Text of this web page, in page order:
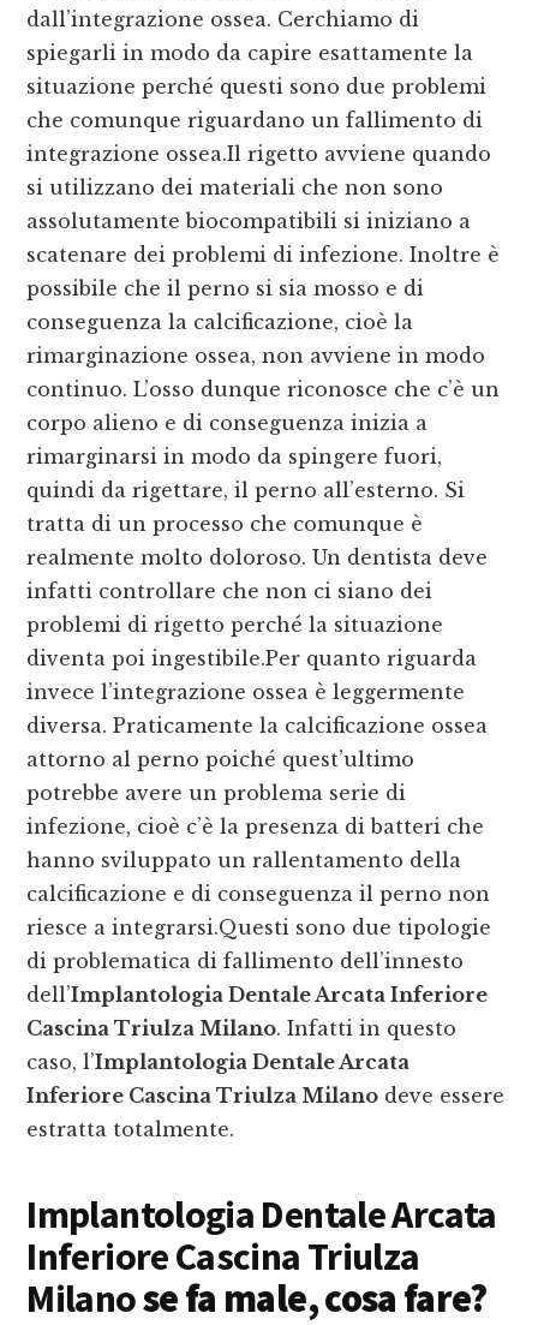
dall’integrazione ossea. Cerchiamo di
spiegarli in modo da capire esattamente la
situazione perché questi sono due problemi
che comunque riguardano un fallimento di
integrazione ossea.Il rigetto avviene quando
si utilizzano dei materiali che non sono
assolutamente biocompatibili si iniziano a
scatenare dei problemi di infezione. Inoltre è
possibile che il perno si sia mosso e di
conseguenza la calcificazione, cioè la
rimarginazione ossea, non avviene in modo
continuo. L’osso dunque riconosce che c’è un
corpo alieno e di conseguenza inizia a
rimarginarsi in modo da spingere fuori,
quindi da rigettare, il perno all’esterno. Si
tratta di un processo che comunque è
realmente molto doloroso. Un dentista deve
infatti controllare che non ci siano dei
problemi di rigetto perché la situazione
diventa poi ingestibile.Per quanto riguarda
invece l’integrazione ossea è leggermente
diversa. Praticamente la calcificazione ossea
attorno al perno poiché quest’ultimo
potrebbe avere un problema serie di
infezione, cioè c’è la presenza di batteri che
hanno sviluppato un rallentamento della
calcificazione e di conseguenza il perno non
riesce a integrarsi.Questi sono due tipologie
di problematica di fallimento dell’innesto
dell’Implantologia Dentale Arcata Inferiore
Cascina Triulza Milano. Infatti in questo
caso, l’Implantologia Dentale Arcata
Inferiore Cascina Triulza Milano deve essere
estratta totalmente.
Implantologia Dentale Arcata
Inferiore Cascina Triulza
Milanose fa male, cosa fare?